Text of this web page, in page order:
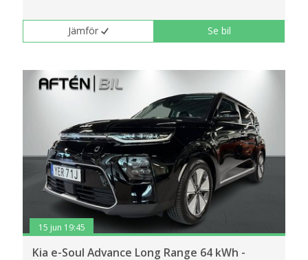
Jämför Se bil
15 jun 19:45
Kia e-Soul Advance Long Range 64 kWh -